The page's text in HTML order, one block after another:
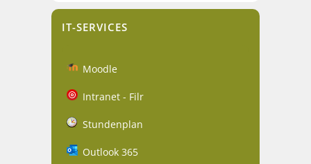
IT-SERVICES
Moodle
Intranet - Filr
Stundenplan
Outlook 365